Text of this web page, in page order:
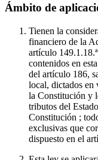
Ámbito de
Tienen la
financiero de la
artículo
contenidos en
del artículo 186,
local, dictados en
la Constitución y
tributos del
Constitución ;
exclusivas que
dispuesto en el